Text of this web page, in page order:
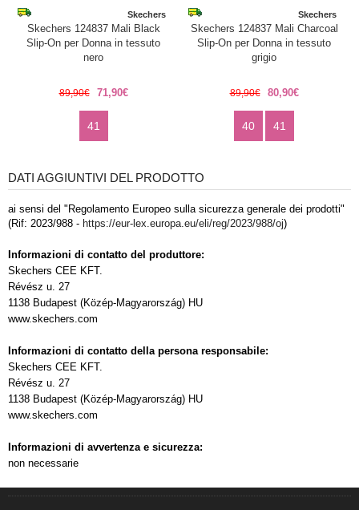
Skechers
Skechers 124837 Mali Black
Slip-On per Donna in tessuto
nero
89,90€ 71,90€
41
Skechers
Skechers 124837 Mali Charcoal
Slip-On per Donna in tessuto
grigio
89,90€ 80,90€
40 41
DATI AGGIUNTIVI DEL PRODOTTO
ai sensi del "Regolamento Europeo sulla sicurezza generale dei prodotti"
(Rif: 2023/988 - https://eur-lex.europa.eu/eli/reg/2023/988/oj)
Informazioni di contatto del produttore:
Skechers CEE KFT.
Révész u. 27
1138 Budapest (Közép-Magyarország) HU
www.skechers.com
Informazioni di contatto della persona responsabile:
Skechers CEE KFT.
Révész u. 27
1138 Budapest (Közép-Magyarország) HU
www.skechers.com
Informazioni di avvertenza e sicurezza:
non necessarie